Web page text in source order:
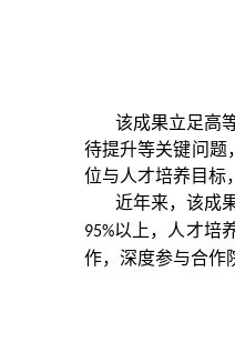
该成果立足高
待提升等关键问题
位与人才培养目标
近年来，该成
95%以上，人才培
作，深度参与合作